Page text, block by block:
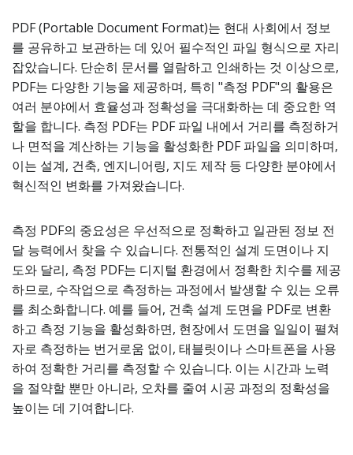
PDF (Portable Document Format)는 현대 사회에서 정보
를 공유하고 보관하는 데 있어 필수적인 파일 형식으로 자리
잡았습니다. 단순히 문서를 열람하고 인쇄하는 것 이상으로,
PDF는 다양한 기능을 제공하며, 특히 "측정 PDF"의 활용은
여러 분야에서 효율성과 정확성을 극대화하는 데 중요한 역
할을 합니다. 측정 PDF는 PDF 파일 내에서 거리를 측정하거
나 면적을 계산하는 기능을 활성화한 PDF 파일을 의미하며,
이는 설계, 건축, 엔지니어링, 지도 제작 등 다양한 분야에서
혁신적인 변화를 가져왔습니다.
측정 PDF의 중요성은 우선적으로 정확하고 일관된 정보 전
달 능력에서 찾을 수 있습니다. 전통적인 설계 도면이나 지
도와 달리, 측정 PDF는 디지털 환경에서 정확한 치수를 제공
하므로, 수작업으로 측정하는 과정에서 발생할 수 있는 오류
를 최소화합니다. 예를 들어, 건축 설계 도면을 PDF로 변환
하고 측정 기능을 활성화하면, 현장에서 도면을 일일이 펼쳐
자로 측정하는 번거로움 없이, 태블릿이나 스마트폰을 사용
하여 정확한 거리를 측정할 수 있습니다. 이는 시간과 노력
을 절약할 뿐만 아니라, 오차를 줄여 시공 과정의 정확성을
높이는 데 기여합니다.